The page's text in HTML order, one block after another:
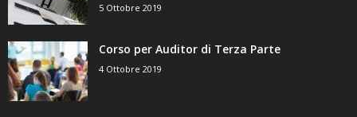
5 Ottobre 2019
Corso per Auditor di Terza Parte
4 Ottobre 2019